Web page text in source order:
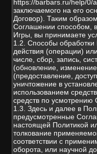
https://barbars.ru/help/0/
заключаемого на его
Договор). Таким
Соглашении способом,
Игры, вы принимаете
1.2. Способы
действия (операции)
числе, сбор, запись,
(обновление,
(предоставление,
уничтожение в
использованием
средств по усмотрению
1.3. Здесь и далее в
предусмотренные
настоящей Политикой
толкование
соответствии с
оборота, или научной